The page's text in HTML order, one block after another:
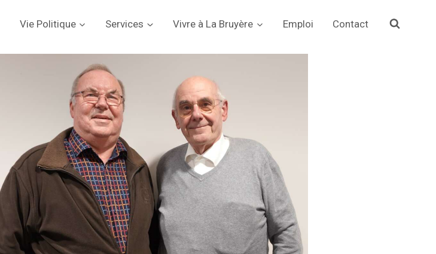
Vie Politique Services Vivre à La Bruyère Emploi Contact